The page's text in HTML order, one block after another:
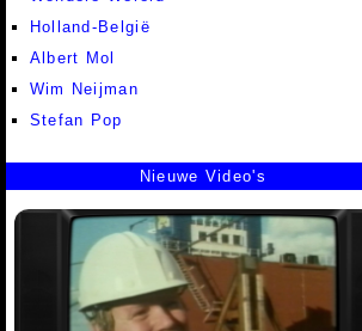
Holland-België
Albert Mol
Wim Neijman
Stefan Pop
Nieuwe Video's